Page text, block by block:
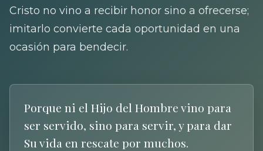
Cristo no vino a recibir honor sino a ofrecerse;
imitarlo convierte cada oportunidad en una
ocasión para bendecir.
Porque ni el Hijo del Hombre vino para
ser servido, sino para servir, y para dar
Su vida en rescate por muchos.